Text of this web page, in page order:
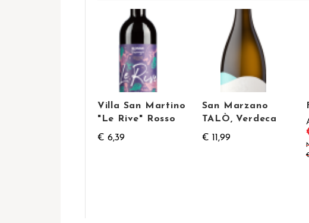
Villa San Martino
"Le Rive" Rosso
€ 6,39
San Marzano
TALÒ, Verdeca
€ 11,99